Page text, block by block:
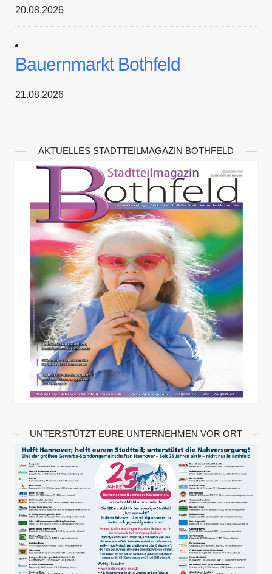
20.08.2026
Bauernmarkt Bothfeld
21.08.2026
AKTUELLES STADTTEILMAGAZIN BOTHFELD
UNTERSTÜTZT EURE UNTERNEHMEN VOR ORT